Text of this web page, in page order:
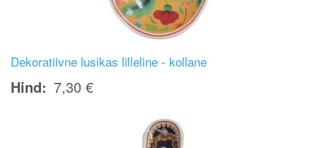
Dekoratiivne lusikas lilleline - kollane
Hind 7,30 €